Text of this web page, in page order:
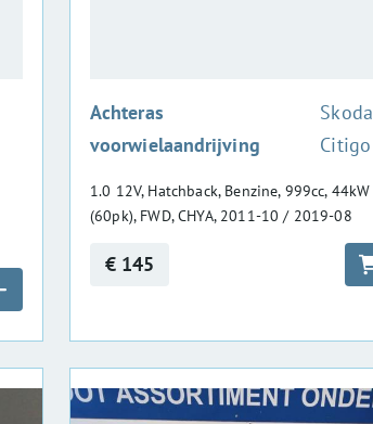
Achteras
voorwielaandrijving
:Skoda
Citigo
1.0 12V, Hatchback, Benzine, 999cc, 44kW
(60pk), FWD, CHYA, 2011-10 / 2019-08
€ 145